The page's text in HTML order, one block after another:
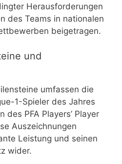
Herausforderungen
des Teams in nationalen
beigetragen.
und
umfassen die
1-Spieler des Jahres
des PFA Players’ Player
Auszeichnungen
Leistung und seinen
wider.